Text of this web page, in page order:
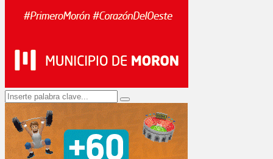
Search
for:
Search